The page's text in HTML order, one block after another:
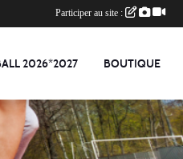
2026*2027 BOUTIQUE
Participer au site :